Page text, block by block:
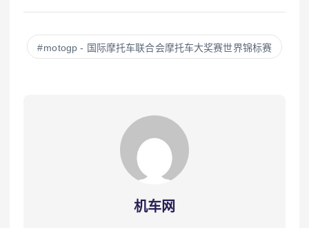
motogp - 国际摩托车联合会摩托车大奖赛世界锦标赛
机车网